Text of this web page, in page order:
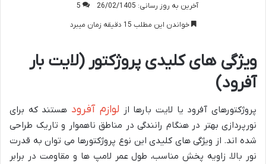
آخرین به روز رسانی: 26/02/1405
5
خواندن این مطلب 15 دقیقه زمان میبرد
ویژگی های کلیدی پروژکتور (لایت بار
آفرود)
پروژکتورهای آفرود یا لایت بارها از لوازم آفرود هستند که برای
نورپردازی بهتر در هنگام رانندگی در مناطق ناهموار و تاریک طراحی
شده اند. از ویژگی های کلیدی این نوع پروژکتورها می توان به قدرت
نور بالا، زاویه پخش مناسب، طول عمر لامپ ها و مقاومت در برابر